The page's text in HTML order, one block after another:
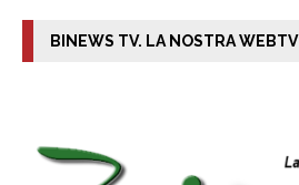
BINEWS TV. LA NOSTRA WEBTV